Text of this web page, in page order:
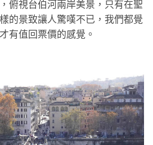
俯視台伯河兩岸美景，只有在聖
的景致讓人驚嘆不已，我們都覺
有值回票價的感覺。